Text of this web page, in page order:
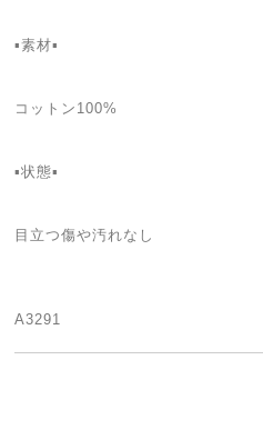
▪️素材▪️
コットン100%
▪️状態▪️
目立つ傷や汚れなし
A3291